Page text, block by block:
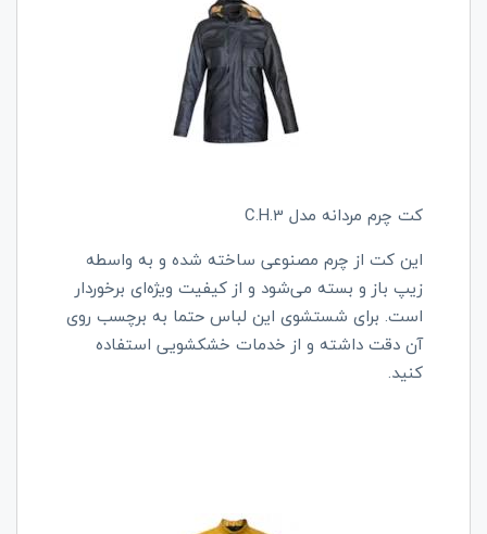
کت چرم مردانه مدل C.H.3
این کت از چرم‌ مصنوعی ساخته شده و به واسطه
زیپ باز و بسته می‌شود و از کیفیت ویژه‌ای برخوردار
است. برای شستشوی این لباس حتما به برچسب روی
آن دقت داشته و از خدمات خشکشویی استفاده
کنید.